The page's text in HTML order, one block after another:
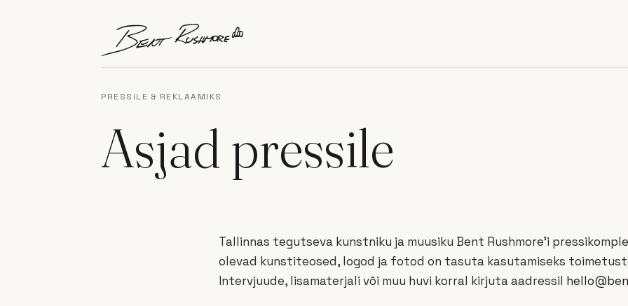
PRESSILE & REKLAAMIKS
Asjad pressile
Tallinnas tegutseva kunstniku ja muusiku Bent Rushmore’i
olevad kunstiteosed, logod ja fotod on tasuta kasutamiseks
Intervjuude, lisamaterjali või muu huvi korral kirjuta aadressil